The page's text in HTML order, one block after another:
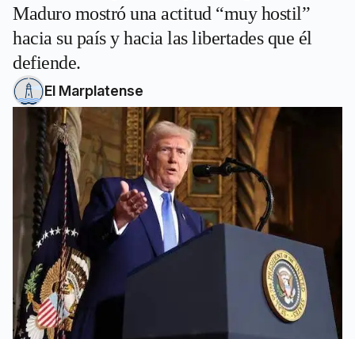
Maduro mostró una actitud “muy hostil”
hacia su país y hacia las libertades que él
defiende.
El Marplatense